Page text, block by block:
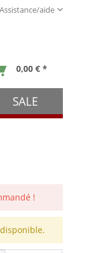
Assistance/aide
0,00 € *
SALE
!